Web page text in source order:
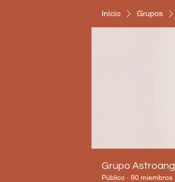
Inicio Grupos
Grupo
Público · 90 miembros